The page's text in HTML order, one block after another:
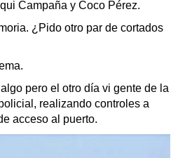
Campaña y Coco Pérez.
¿Pido otro par de cortados
pero el otro día vi gente de la
realizando controles a
acceso al puerto.